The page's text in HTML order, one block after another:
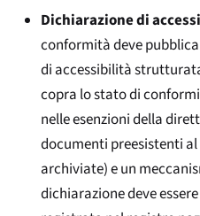
Dichiarazione di
conformità deve
di accessibilità
copra lo stato di
nelle esenzioni della
documenti preesistenti
archiviate) e un
dichiarazione deve